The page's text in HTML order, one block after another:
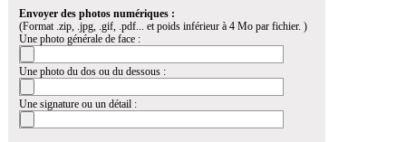
Envoyer des photos numériques :
(Format .zip, .jpg, .gif, .pdf... et poids inférieur à 4 Mo par fichier. )
Une photo générale de face :
Une photo du dos ou du dessous :
Une signature ou un détail :